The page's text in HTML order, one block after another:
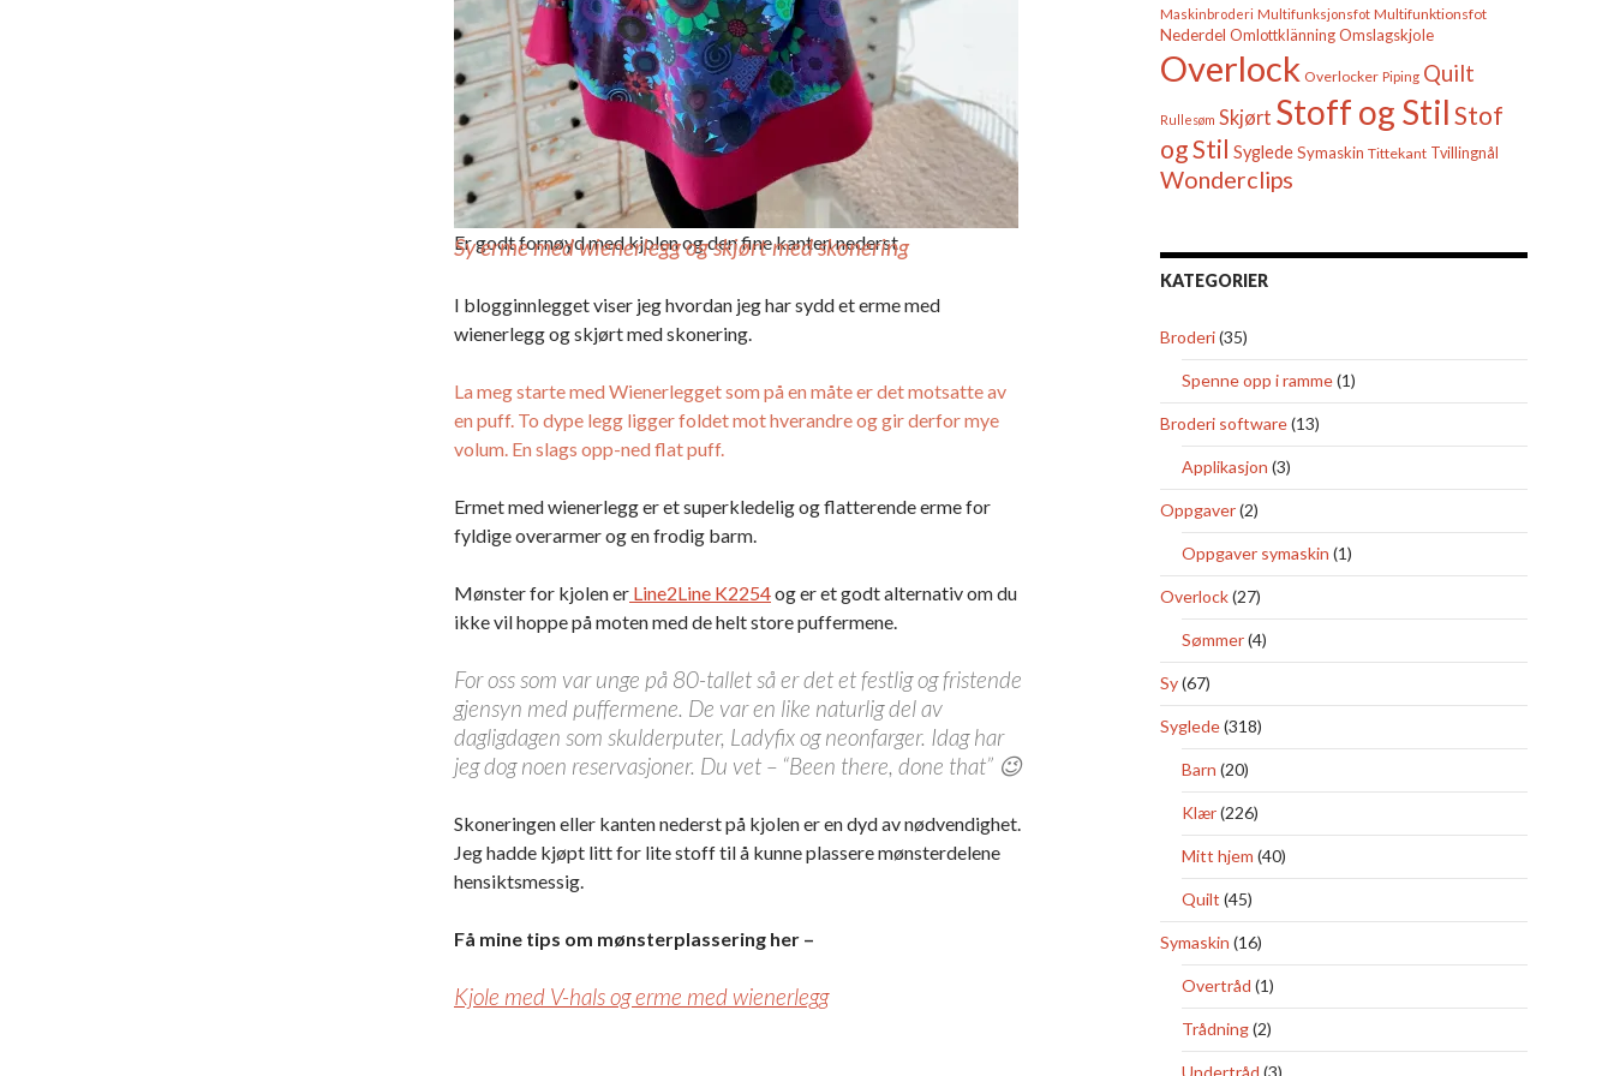
Er godt fornøyd med kjolen og den fine kanten nederst
Sy erme med wienerlegg og skjørt med skonering
I blogginnlegget viser jeg hvordan jeg har sydd et erme med
wienerlegg og skjørt med skonering.
La meg starte med Wienerlegget som på en måte er det motsatte av
en puff. To dype legg ligger foldet mot hverandre og gir derfor mye
volum. En slags opp-ned flat puff.
Ermet med wienerlegg er et superkledelig og flatterende erme for
fyldige overarmer og en frodig barm.
Mønster for kjolen er Line2Line K2254og er et godt alternativ om du
ikke vil hoppe på moten med de helt store puffermene.
For oss som var unge på 80-tallet så er det et festlig og fristende
gjensyn med puffermene. De var en like naturlig del av
dagligdagen som skulderputer, Ladyfix og neonfarger. Idag har
jeg dog noen reservasjoner. Du vet – “Been there, done that” 😉
Skoneringen eller kanten nederst på kjolen er en dyd av nødvendighet.
Jeg hadde kjøpt litt for lite stoff til å kunne plassere mønsterdelene
hensiktsmessig.
Få mine tips om mønsterplassering her –
Kjole med V-hals og erme med wienerlegg
Maskinbroderi Multifunksjonsfot Multifunktionsfot
Nederdel Omlottklänning Omslagskjole
Overlock Overlocker Piping Quilt
Rullesøm Skjørt Stoff og Stil Stof
og Stil SygledeSymaskin Tittekant Tvillingnål
Wonderclips
KATEGORIER
Broderi(35)
Spenne opp i ramme(1)
Broderi software(13)
Applikasjon (3)
Oppgaver(2)
Oppgaver symaskin (1)
Overlock(27)
Sømmer(4)
Sy(67)
Syglede(318)
Barn (20)
Klær(226)
Mitt hjem (40)
Quilt (45)
Symaskin (16)
Overtråd (1)
Trådning(2)
Undertråd (3)